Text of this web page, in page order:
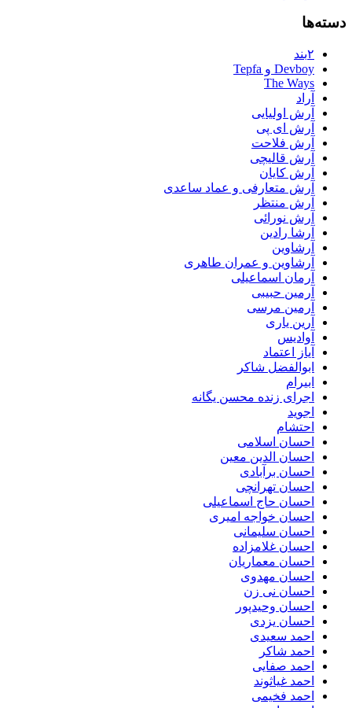
دسته‌ها
۲بند
Devboy و Tepfa
The Ways
آراد
آرش اولیایی
آرش ای پی
آرش فلاحت
آرش قالیچی
آرش کایان
آرش متعارفی و عماد ساعدی
آرش منتظر
آرش نورائی
آرشا رادین
آرشاوین
آرشاوین و عمران طاهری
آرمان اسماعیلی
آرمین حبیبی
آرمین مرسی
آرین یاری
آوادیس
آیاز اعتماد
ابوالفضل شاکر
ابیرام
اجرای زنده محسن یگانه
اجوید
احتشام
احسان اسلامی
احسان الدین معین
احسان برآبادی
احسان تهرانچی
احسان حاج اسماعیلی
احسان خواجه امیری
احسان سلیمانی
احسان غلامزاده
احسان معماریان
احسان مهدوی
احسان نی زن
احسان وحیدپور
احسان یزدی
احمد سعیدی
احمد شاکر
احمد صفایی
احمد غیاثوند
احمد فخیمی